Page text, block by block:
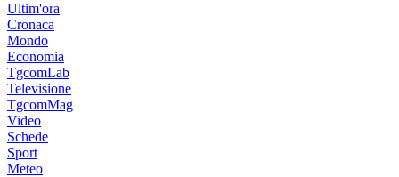
Ultim'ora
Cronaca
Mondo
Economia
TgcomLab
Televisione
TgcomMag
Video
Schede
Sport
Meteo